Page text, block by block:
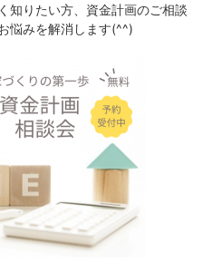
知りたい方、資金計画のご相談
悩みを解消します(^^)